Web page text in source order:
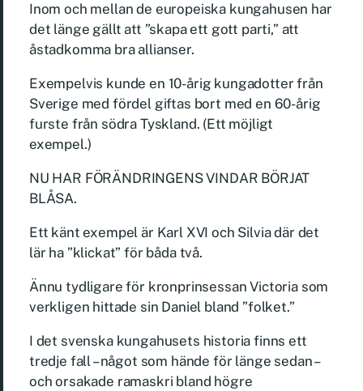
Inom och mellan de europeiska kungahusen har
det länge gällt att ”skapa ett gott parti,” att
åstadkomma bra allianser.
Exempelvis kunde en 10-årig kungadotter från
Sverige med fördel giftas bort med en 60-årig
furste från södra Tyskland. (Ett möjligt
exempel.)
NU HAR FÖRÄNDRINGENS VINDAR BÖRJAT
BLÅSA.
Ett känt exempel är Karl XVI och Silvia där det
lär ha ”klickat” för båda två.
Ännu tydligare för kronprinsessan Victoria som
verkligen hittade sin Daniel bland ”folket.”
I det svenska kungahusets historia finns ett
tredje fall – något som hände för länge sedan –
och orsakade ramaskri bland högre